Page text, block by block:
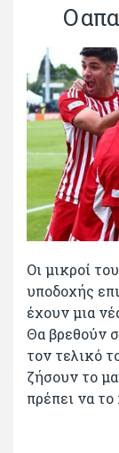
Ο
Οι μικροί
υποδοχής
έχουν μια
Θα βρεθούν
τον τελικό
ζήσουν το
πρέπει να το